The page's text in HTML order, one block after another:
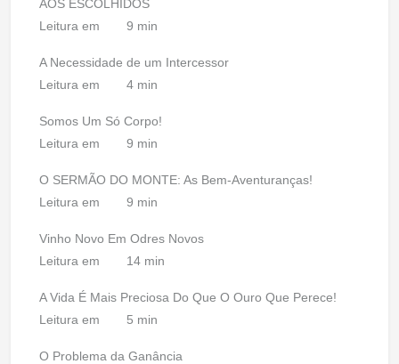
AOS ESCOLHIDOS
Leitura em
9 min
A Necessidade de um Intercessor
Leitura em
4 min
Somos Um Só Corpo!
Leitura em
9 min
O SERMÃO DO MONTE: As Bem-Aventuranças!
Leitura em
9 min
Vinho Novo Em Odres Novos
Leitura em
14 min
A Vida É Mais Preciosa Do Que O Ouro Que Perece!
Leitura em
5 min
O Problema da Ganância